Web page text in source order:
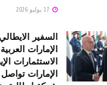
السفير
الإمارات
الاستثمارات